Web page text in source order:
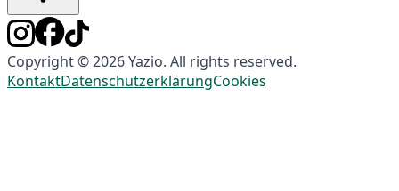
Copyright © 2026 Yazio. All rights reserved.
KontaktDatenschutzerklärungCookies